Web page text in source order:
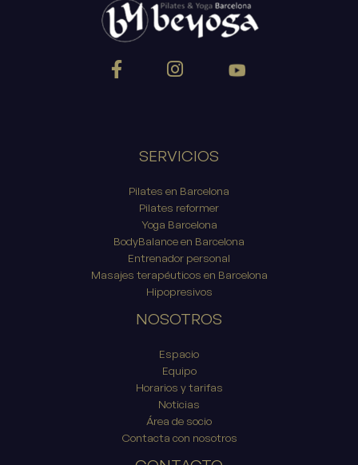
SERVICIOS
Pilates en Barcelona
Pilates reformer
Yoga Barcelona
BodyBalance en Barcelona
Entrenador personal
Masajes terapéuticos en Barcelona
Hipopresivos
NOSOTROS
Espacio
Equipo
Horarios y tarifas
Noticias
Área de socio
Contacta con nosotros